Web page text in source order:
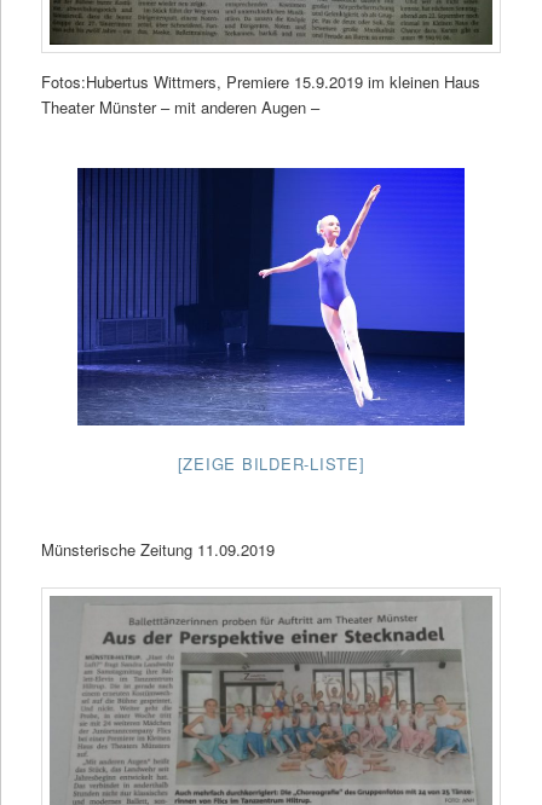
Fotos:Hubertus Wittmers, Premiere 15.9.2019 im kleinen Haus
Theater Münster – mit anderen Augen –
[ZEIGE BILDER-LISTE]
Münsterische Zeitung 11.09.2019